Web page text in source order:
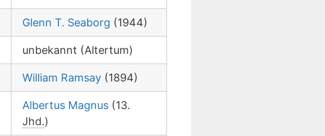
Glenn T. Seaborg (1944)
unbekannt (Altertum)
William Ramsay (1894)
Albertus Magnus (13.
Jhd.)